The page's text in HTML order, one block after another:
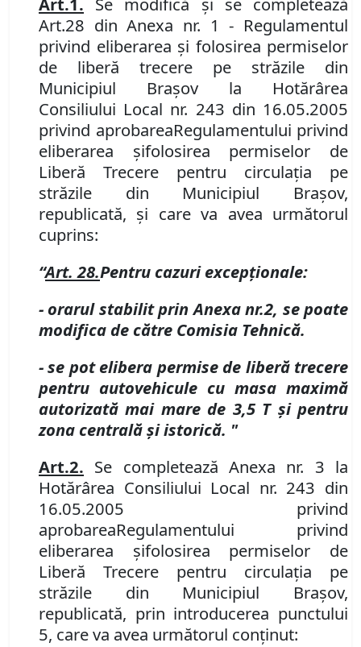
Art.28 din Anexa nr. 1 - Regulamentul
privind eliberarea şi folosirea permiselor
de liberă trecere pe străzile din
Municipiul Braşov la Hotărârea
Consiliului Local nr. 243 din 16.05.2005
privind aprobareaRegulamentului privind
eliberarea şifolosirea permiselor de
Liberă Trecere pentru circulaţia pe
străzile din Municipiul Braşov,
republicată, și care va avea următorul
cuprins:
“Art. 28.Pentru cazuri excepționale:
- orarul stabilit prin Anexa nr.2, se poate
modifica de către Comisia Tehnică.
- se pot elibera permise de liberă trecere
pentru autovehicule cu masa maximă
autorizată mai mare de 3,5 T și pentru
zona centrală şi istorică. "
Art.2. Se completează Anexa nr. 3 la
Hotărârea Consiliului Local nr. 243 din
16.05.2005 privind
aprobareaRegulamentului privind
eliberarea şifolosirea permiselor de
Liberă Trecere pentru circulaţia pe
străzile din Municipiul Braşov,
republicată, prin introducerea punctului
5, care va avea următorul conținut: